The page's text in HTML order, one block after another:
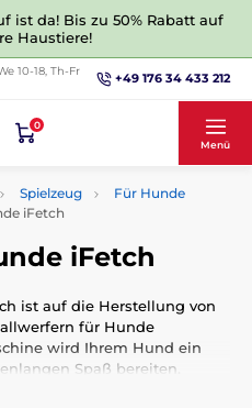
ist da! Bis zu 50% Rabatt auf
Haustiere!
10-18, Th-Fr
+49 176 34 433 212
0
Menü
Spielzeug
Für Hunde
iFetch
iFetch
ist auf die Herstellung von
für Hunde
wird Ihrem Hund ein
Spaß bereiten.